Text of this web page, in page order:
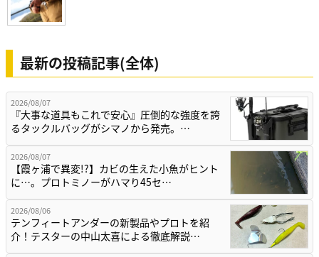
最新の投稿記事(全体)
2026/08/07
『大事な道具もこれで安心』圧倒的な強度を誇
るタックルバッグがシマノから発売。…
2026/08/07
【霞ヶ浦で異変!?】カビの生えた小魚がヒント
に…。プロトミノーがハマり45セ…
2026/08/06
テンフィートアンダーの新製品やプロトを紹
介！テスターの中山太喜による徹底解説…